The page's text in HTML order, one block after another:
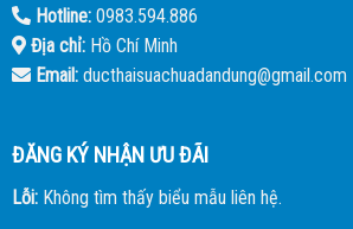
Hotline:0983.594.886
Địa chỉ:Hồ Chí Minh
Email:ducthaisuachuadandung@gmail.com
ĐĂNG KÝ NHẬN ƯU ĐÃI
Lỗi:Không tìm thấy biểu mẫu liên hệ.